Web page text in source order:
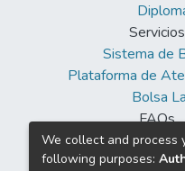
Servicios
Sistema de
Plataforma de
Bolsa
FAQs
Twitter
We collect and process
following purposes: